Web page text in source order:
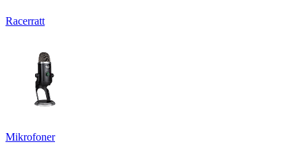
Racerratt
Mikrofoner